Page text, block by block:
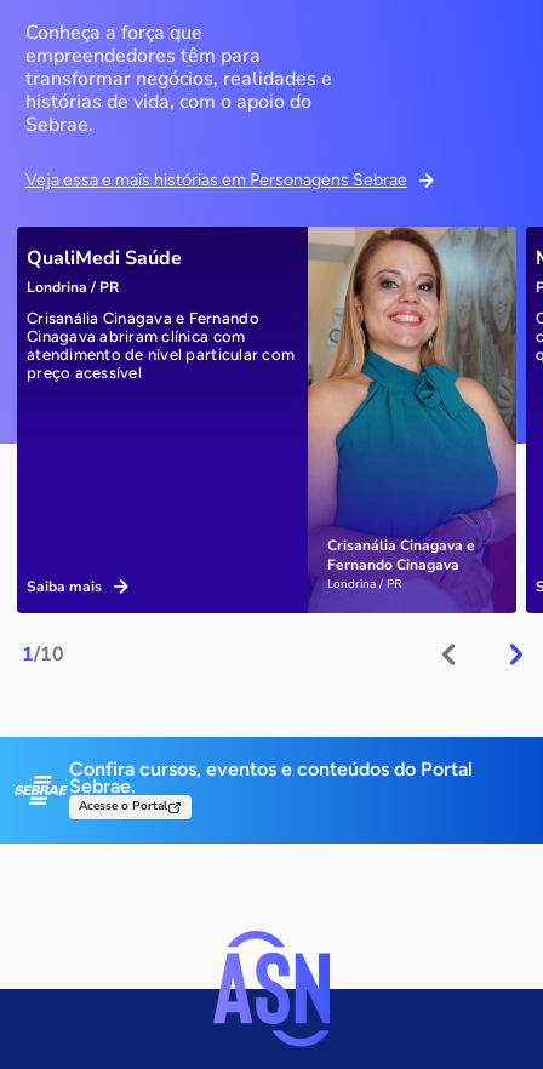
Conheça a força que
empreendedores têm para
transformar negócios, realidades e
histórias de vida, com o apoio do
Sebrae.
Veja essa e mais histórias em Personagens Sebrae
1/10
Crisanália Cinagava e
Fernando Cinagava
Londrina / PR
QualiMedi Saúde
Londrina / PR
Crisanália Cinagava e Fernando
Cinagava abriram clínica com
atendimento de nível particular com
preço acessível
Saiba mais
Confira cursos, eventos e conteúdos do Portal
Sebrae.
Acesse o Portal